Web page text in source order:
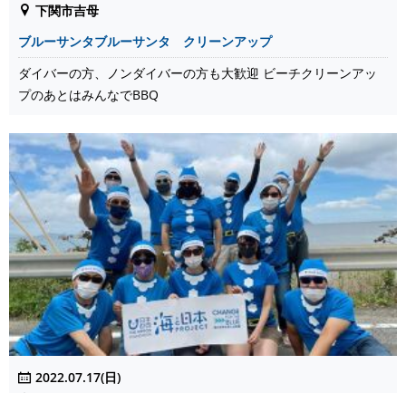
下関市吉母
ブルーサンタブルーサンタ クリーンアップ
ダイバーの方、ノンダイバーの方も大歓迎 ビーチクリーンアッ
プのあとはみんなでBBQ
2022.07.17(日)